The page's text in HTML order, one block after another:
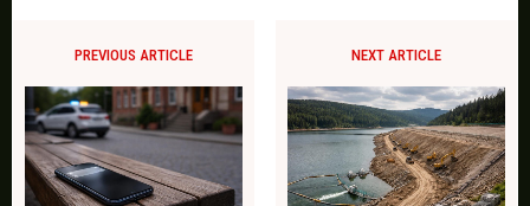
PREVIOUS ARTICLE NEXT ARTICLE